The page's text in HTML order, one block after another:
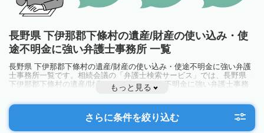
長野県 下伊那郡下條村の遺産/財産の使い込み・使
途不明金に強い弁護士事務所 一覧
長野県 下伊那郡下條村の遺産/財産の使い込み・使途不明金に強い弁護
士事務所一覧です。相続会議の「弁護士検索サービス」では、長野県
下伊那郡下條村の遺産/財産の使い込み・使途不明金に強い弁護士事務
所を一覧で見ることが出来ます。相続のトラブルやお悩みを抱えている
方は一度近隣の弁護士に相談してみましょう。
もっと見る
さらに条件を絞り込む